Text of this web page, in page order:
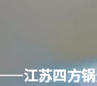
江苏四方